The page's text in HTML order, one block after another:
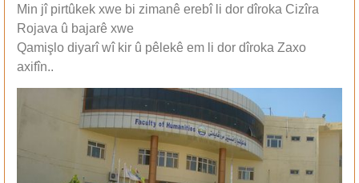
Min jî pirtûkek xwe bi zimanê erebî li dor dîroka Cizîra
Rojava û bajarê xwe
Qamişlo diyarî wî kir û pêlekê em li dor dîroka Zaxo
axifîn..